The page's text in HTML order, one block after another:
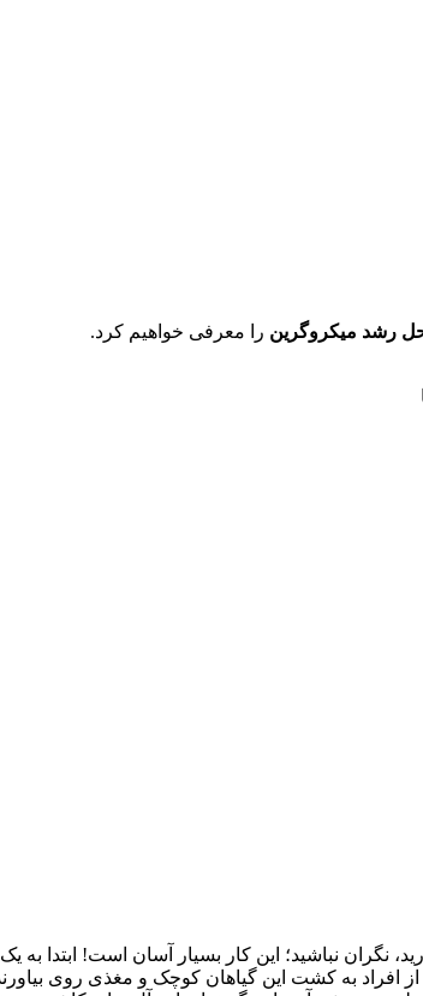
رشد میکروگرین را معرفی خواهیم کرد.
نگران نباشید؛ این کار بسیار آسان است!
به کشت این گیاهان کوچک و مغذی روی